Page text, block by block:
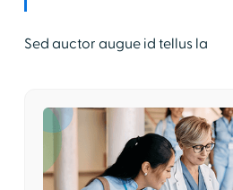
Sed auctor augue id tellus la